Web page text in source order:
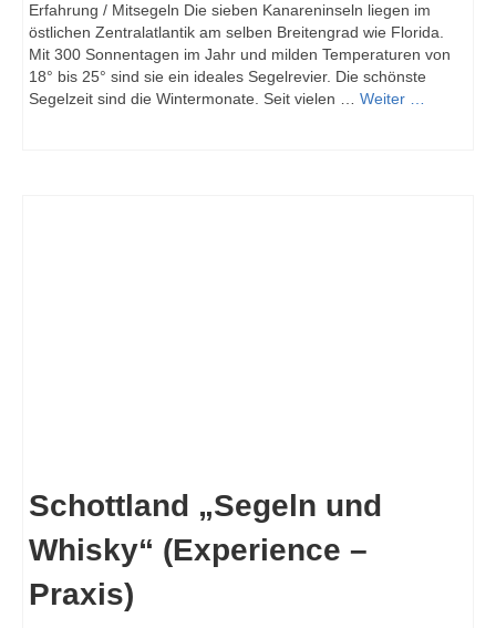
Erfahrung / Mitsegeln Die sieben Kanareninseln liegen im
östlichen Zentralatlantik am selben Breitengrad wie Florida.
Mit 300 Sonnentagen im Jahr und milden Temperaturen von
18° bis 25° sind sie ein ideales Segelrevier. Die schönste
Segelzeit sind die Wintermonate. Seit vielen … Weiter …
Schottland „Segeln und
Whisky“ (Experience –
Praxis)